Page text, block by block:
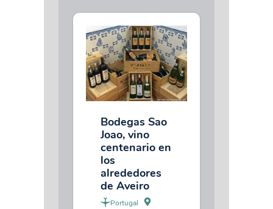
Bodegas Sao
Joao, vino
centenario en
los
alrededores
de Aveiro
Portugal